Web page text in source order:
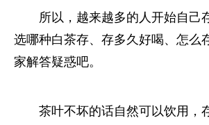
所以，越来越多的人开始自己
选哪种白茶存、存多久好喝、怎么
家解答疑惑吧。
茶叶不坏的话自然可以饮用，